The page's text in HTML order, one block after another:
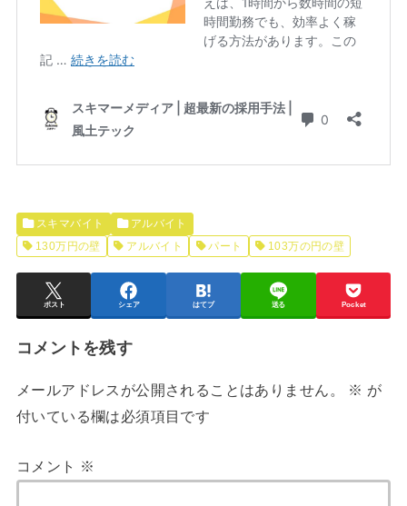
スキマバイト
アルバイト
130万円の壁
アルバイト パート 103万の円の壁
ポスト シェア はてブ 送る Pocket
コメントを残す
メールアドレスが公開されることはありません。 ※ が
付いている欄は必須項目です
コメント ※